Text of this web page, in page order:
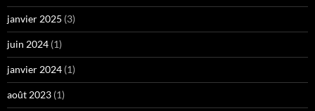
janvier 2025 (3)
juin 2024 (1)
janvier 2024 (1)
août 2023 (1)